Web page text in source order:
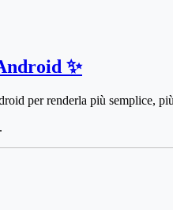
✨
per renderla più semplice,